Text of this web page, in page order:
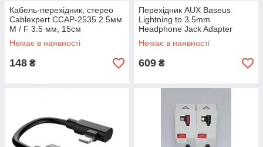
Кабель-перехідник, стерео
Cablexpert CCAP-2535 2.5мм
M / F 3.5 мм, 15см
Немає в наявності
148 ₴
Перехідник AUX Baseus
Lightning to 3.5mm
Headphone Jack Adapter
Silver
Немає в наявності
609 ₴